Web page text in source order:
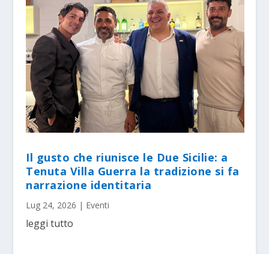
Il gusto che riunisce le Due Sicilie: a
Tenuta Villa Guerra la tradizione si fa
narrazione identitaria
Lug 24, 2026 | Eventi
leggi tutto